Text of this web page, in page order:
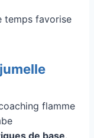
temps favorise
flamme
de base.